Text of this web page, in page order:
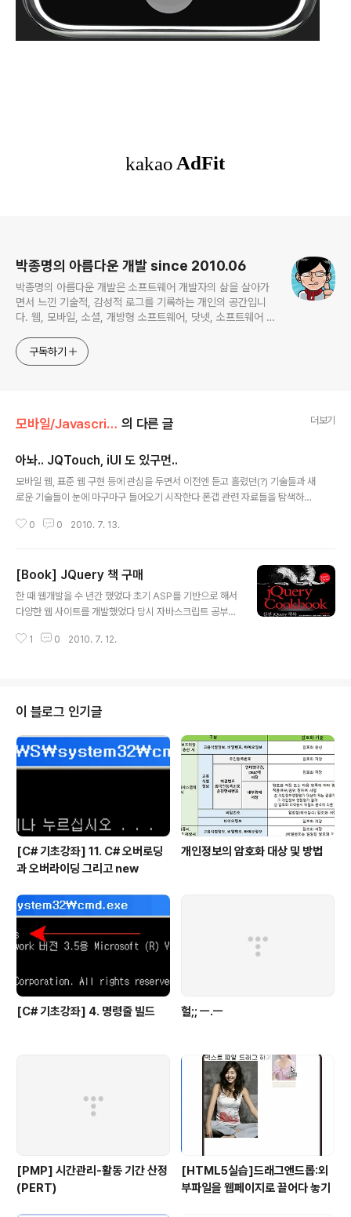
박종명의 아름다운 개발 since 2010.06
박종명의 아름다운 개발은 소프트웨어 개발자의 삶을 살아가
면서 느낀 기술적, 감성적 로그를 기록하는 개인의 공간입니
다. 웹, 모바일, 소셜, 개방형 소프트웨어, 닷넷, 소프트웨어 공
술 분야를 위주로 글을 채워나갈 예정입니다. 간혹 무의미한
잡설도 포함한채...
구독하기
모바일/Javascript 의 다른 글 더보기
아놔.. JQTouch, iUI 도 있구먼..
모바일 웹, 표준 웹 구현 등에 관심을 두면서 이전엔 듣고 흘렸던(?) 기술들과 새
로운 기술들이 눈에 마구마구 들어오기 시작한다 폰갭 관련 자료들을 탐색하다
용한 UI 라이브러리라고 한다 JQTouch 는 JQuery 기반의 UI 라이브러리.
밖에 없다 아.. 웹이여.. 표준과 모바일 대세에 힘 입어 춘추전국시대와 같은 라
이브러리의 탄생이구나!!
0 0 2010. 7. 13.
[Book] JQuery 책 구매
한 때 웹개발을 수 년간 했었다 초기 ASP를 기반으로 해서
다양한 웹 사이트를 개발했었다 당시 자바스크립트 공부도
로그램을 수 년간 개발하면서 웹 개발을 조금 멀리 했었다
의 관리적 경험이 대부분이었다 그리고 지금... 모바일 웹
부문을 맡게 되면서 다시 웹을 실무수준으로 개발하게 되
었다 현재의 웹은 과거 경험했던 웹 보다 더욱 체계화 되었
으며 표준에 대한 요구가 많이 늘었음을 느낀다 지금은 웹
개발을 한다는 의미보다 웹을 한다는 의미로 받아 들이고
1 0 2010. 7. 12.
이 블로그 인기글
[C# 기초강좌] 11. C# 오버로딩
과 오버라이딩 그리고 new
개인정보의 암호화 대상 및 방법
[C# 기초강좌] 4. 명령줄 빌드 헐;; ㅡ.ㅡ
[PMP] 시간관리-활동 기간 산정
(PERT)
[HTML5실습]드래그앤드롭:외
부파일을 웹페이지로 끌어다 놓기